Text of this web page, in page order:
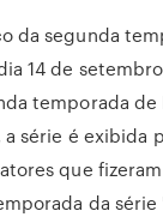
da segunda
14 de
temporada
a série é exibida
que
da série